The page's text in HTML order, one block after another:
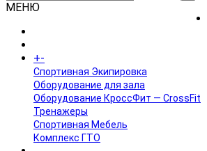
МЕНЮ
+-
Спортивная Экипировка
Оборудование для зала
Оборудование КроссФит — CrossFit
Тренажеры
Спортивная Мебель
Комплекс ГТО